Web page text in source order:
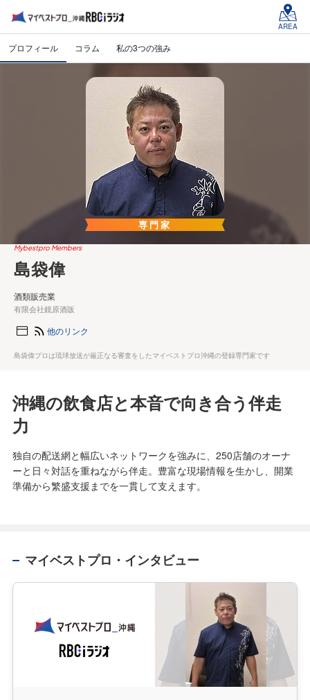
AREA
プロフィール コラム 私の3つの強み
専門家
Mybestpro Members
島袋偉
酒類販売業
有限会社鏡原酒販
他のリンク
島袋偉プロは琉球放送が厳正なる審査をしたマイベストプロ沖縄の登録専門家です
沖縄の飲食店と本音で向き合う伴走
力
独自の配送網と幅広いネットワークを強みに、250店舗のオーナ
ーと日々対話を重ねながら伴走。豊富な現場情報を生かし、開業
準備から繁盛支援までを一貫して支えます。
マイベストプロ・インタビュー